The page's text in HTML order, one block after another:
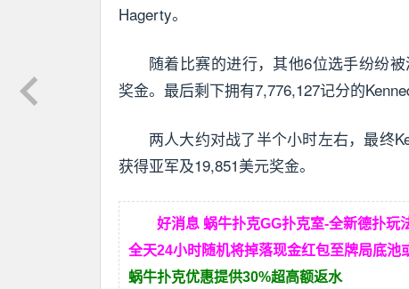
Hagerty。
随着比赛的进行，其他6位选手纷纷
奖金。最后剩下拥有7,776,127记分的
两人大约对战了半个小时左右，最终
获得亚军及19,851美元奖金。
好消息 蜗牛扑克GG扑克室-全新德扑玩
全天24小时随机将掉落现金红包至牌局底池
蜗牛扑克优惠提供30%超高额返水